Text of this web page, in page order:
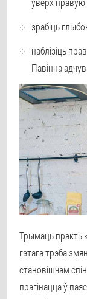
зрабіць
наблізіць
Павінна
Трымаць
гэтага трэба
становішчам
прагінацца ў